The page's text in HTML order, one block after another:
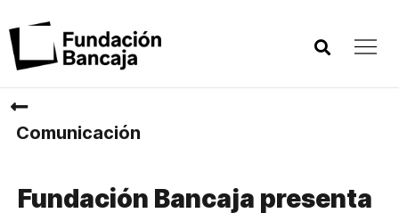
Comunicación
Fundación Bancaja presenta